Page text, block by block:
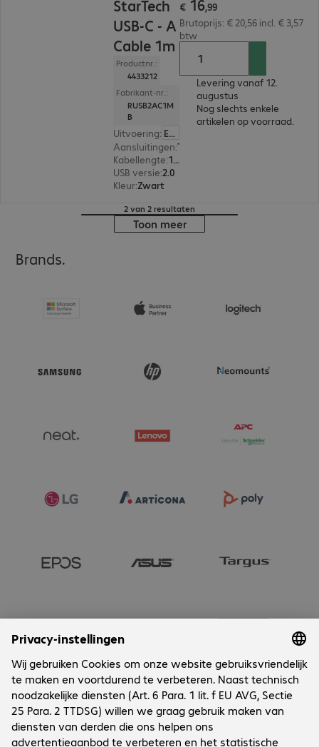
StarTech
USB-C - A
Cable 1m
Productnr.:
4433212
Fabrikant-nr.:
RUSB2AC1M
B
Uitvoering: Europa
Aansluitingen:
Kabellengte: 1 m
USB versie:2.0
Kleur:Zwart
€ 16,99
Brutoprijs: € 20,56 incl. € 3,57
btw
Levering vanaf 12.
augustus
Nog slechts enkele
artikelen op voorraad.
2 van 2 resultaten
Toon meer
Brands.
Onderneming